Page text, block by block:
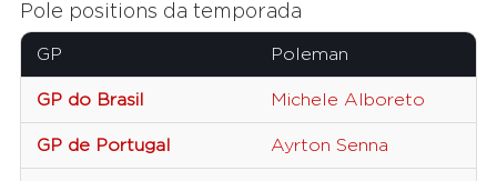
Pole positions da temporada
GP Poleman
GP do Brasil Michele Alboreto
GP de Portugal Ayrton Senna